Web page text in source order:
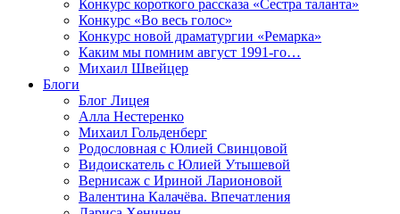
Конкурс короткого рассказа «Сестра таланта»
Конкурс «Во весь голос»
Конкурс новой драматургии «Ремарка»
Каким мы помним август 1991-го…
Михаил Швейцер
Блоги
Блог Лицея
Алла Нестеренко
Михаил Гольденберг
Родословная с Юлией Свинцовой
Видоискатель с Юлией Утышевой
Вернисаж с Ириной Ларионовой
Валентина Калачёва. Впечатления